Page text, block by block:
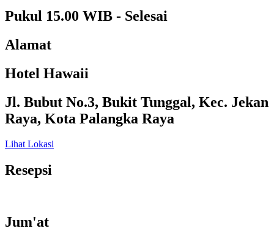
Pukul 15.00 WIB - Selesai
Alamat
Hotel Hawaii
Jl. Bubut No.3, Bukit Tunggal, Kec. Jekan
Raya, Kota Palangka Raya
Lihat Lokasi
Resepsi
Jum'at